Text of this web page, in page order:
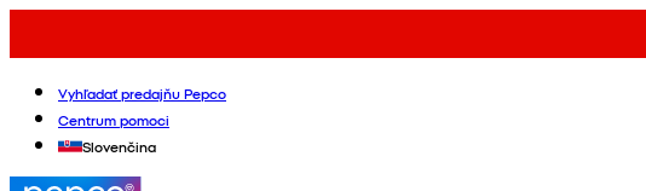
Vyhľadať predajňu Pepco
Centrum pomoci
Slovenčina